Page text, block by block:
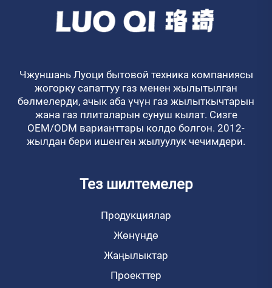
Чжуншань Луоци бытовой техника компаниясы
жогорку сапаттуу газ менен жылытылган
бөлмелерди, ачык аба үчүн газ жылыткычтарын
жана газ плиталарын сунуш кылат. Сизге
OEM/ODM варианттары колдо болгон. 2012-
жылдан бери ишенген жылуулук чечимдери.
Тез шилтемелер
Продукциялар
Жөнүндө
Жаңылыктар
Проекттер